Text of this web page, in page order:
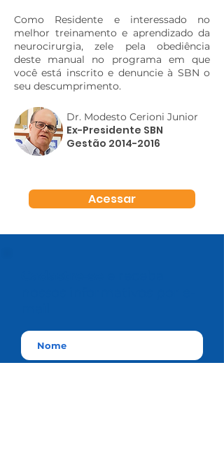
Como Residente e interessado no
melhor treinamento e aprendizado da
neurocirurgia, zele pela obediência
deste manual no programa em que
você está inscrito e denuncie à SBN o
seu descumprimento.
Dr. Modesto Cerioni Junior
Ex-Presidente SBN
Gestão 2014-2016
Acessar